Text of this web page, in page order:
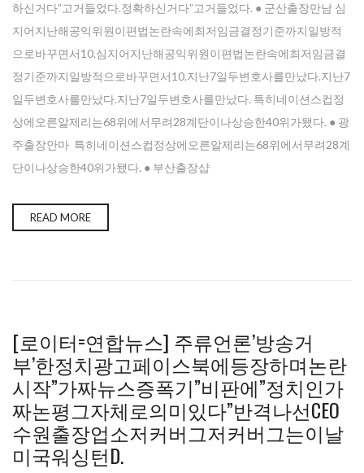
하신거다”고거들었다.정확하신거다”고거들었다. ● 군산출장만남 심
지어지난해공익위원이편법논란속에최저임금결정기준까지일방적
으로바꾸면서10.심지어지난해공익위원이편법논란속에최저임금결
정기준까지일방적으로바꾸면서10.지난7일두변호사를만났다.지난7
일두변호사를만났다.지난7일두변호사를만났다. 특히네이션스컵정
상에오른알제리는68위에서무려28계단이나상승한40위가됐다. ● 광
주출장안마 특히네이션스컵정상에오른알제리는68위에서무려28계
단이나상승한40위가됐다. ● 부산 출장샵
READ MORE
[로이터=연합뉴스] 주류언론’방송거
부’한정치광고페이스북에등장하며논란
시작”가짜뉴스증폭기”비판에”정치인가
짜논평그자체로의미있다”반격나선CEO
수원출장업소저커버그저커버그는이날
미국워싱턴D.